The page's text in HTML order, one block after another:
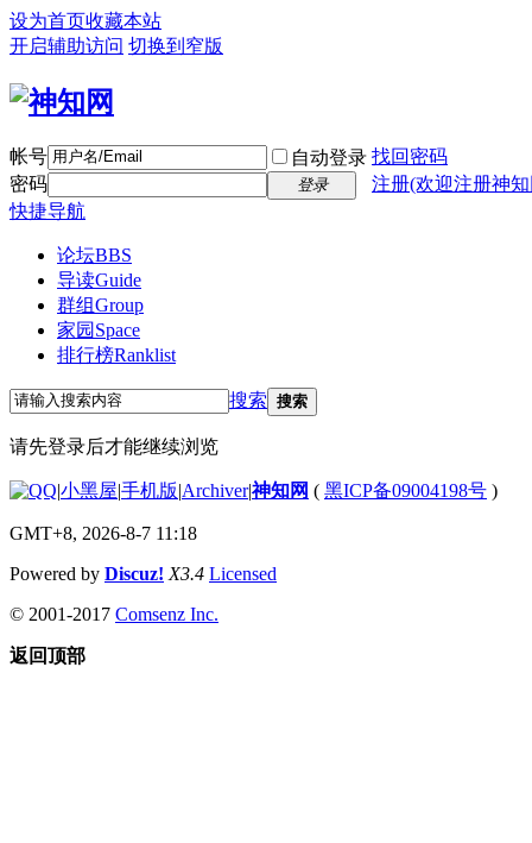
设为首页收藏本站
开启辅助访问 切换到窄版
帐号 自动登录 找回密码
密码
登录
注册(欢迎注册神
快捷导航
论坛BBS
导读Guide
群组Group
家园 Space
排行榜Ranklist
搜索 搜索
请先登录后才能继续浏览
|小黑屋|手机版|Archiver|神知网 ( 黑ICP备09004198号 )
GMT+8, 2026-8-7 11:18
Powered by Discuz! X3.4 Licensed
© 2001-2017 Comsenz Inc.
返回顶部